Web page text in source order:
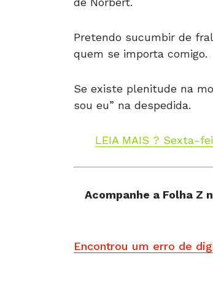
Pretendo sucumbir de
quem se importa comigo.
Se existe plenitude na
sou eu” na despedida.
LEIA MAIS ? Sexta-
Acompanhe a Folha Z
Encontrou um erro de